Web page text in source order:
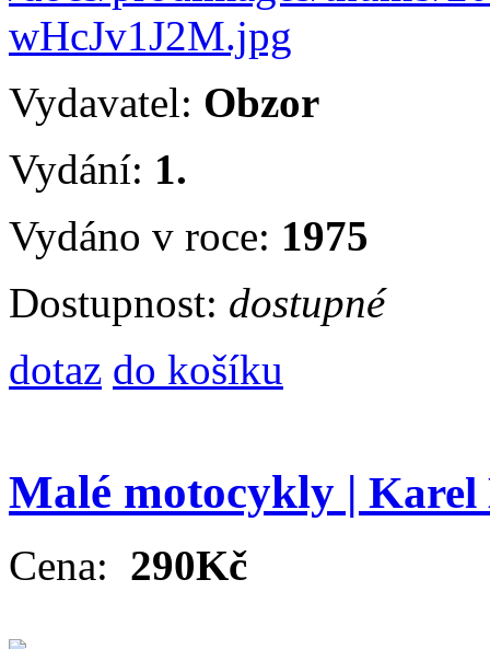
Vydavatel: Obzor
Vydání: 1.
Vydáno v roce: 1975
Dostupnost: dostupné
dotaz do košíku
Malé motocykly | Karel
Cena: 290Kč